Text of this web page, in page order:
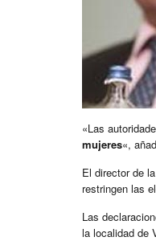
«Las
mujeres«,
El director de
restringen las
Las
la localidad de